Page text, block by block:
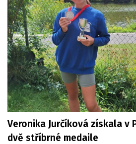
Veronika Jurčíková získala v
dvě stříbrné medaile